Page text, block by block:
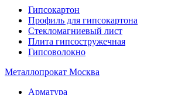
Гипсокартон
Профиль для гипсокартона
Стекломагниевый лист
Плита гипсостружечная
Гипсоволокно
Металлопрокат Москва
Арматура